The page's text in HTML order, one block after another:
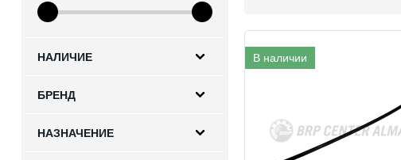
НАЛИЧИЕ
БРЕНД
НАЗНАЧЕНИЕ
В наличии